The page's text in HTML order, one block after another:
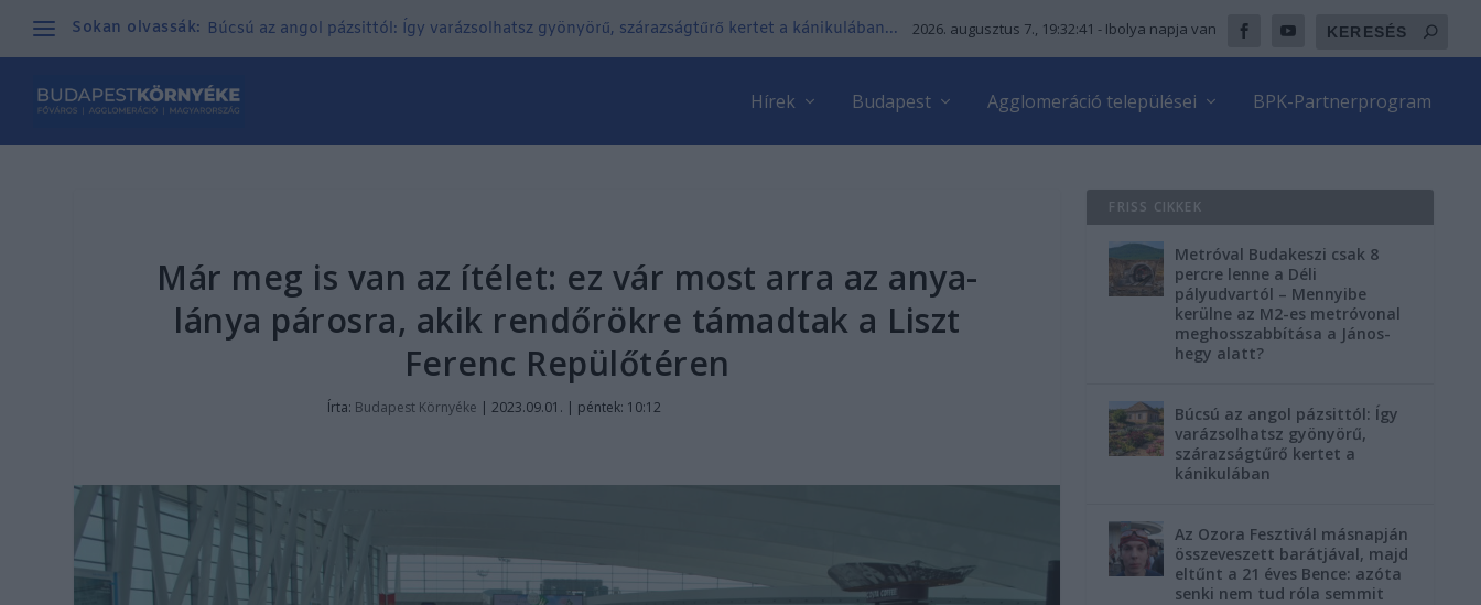
Sokan olvassák: Búcsú az angol pázsittól: Így varázsolhatsz gyönyörű, szárazságtűrő kertet a kánikulában... 2026. augusztus 7., 19:32:42 - Ibolya napja van
Hírek Budapest Agglomeráció települései BPK-Partnerprogram
Már meg is van az ítélet: ez vár most arra az anya-
lánya párosra, akik rendőrökre támadtak a Liszt
Ferenc Repülőtéren
Írta: Budapest Környéke | 2023.09.01. | péntek: 10:12
FRISS CIKKEK
Metróval Budakeszi csak 8
percre lenne a Déli
pályudvartól – Mennyibe
kerülne az M2-es metróvonal
meghosszabbítása a János-
hegy alatt?
Búcsú az angol pázsittól: Így
varázsolhatsz gyönyörű,
szárazságtűrő kertet a
kánikulában
Az Ozora Fesztivál másnapján
összeveszett barátjával, majd
eltűnt a 21 éves Bence: azóta
senki nem tud róla semmit